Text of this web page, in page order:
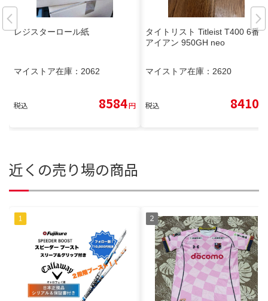
レジスターロール紙
マイストア在庫： 2062
税込 8584円
タイトリスト Titleist T400 6番
アイアン 950GH neo
マイストア在庫： 2620
税込 8410
近くの売り場の商品